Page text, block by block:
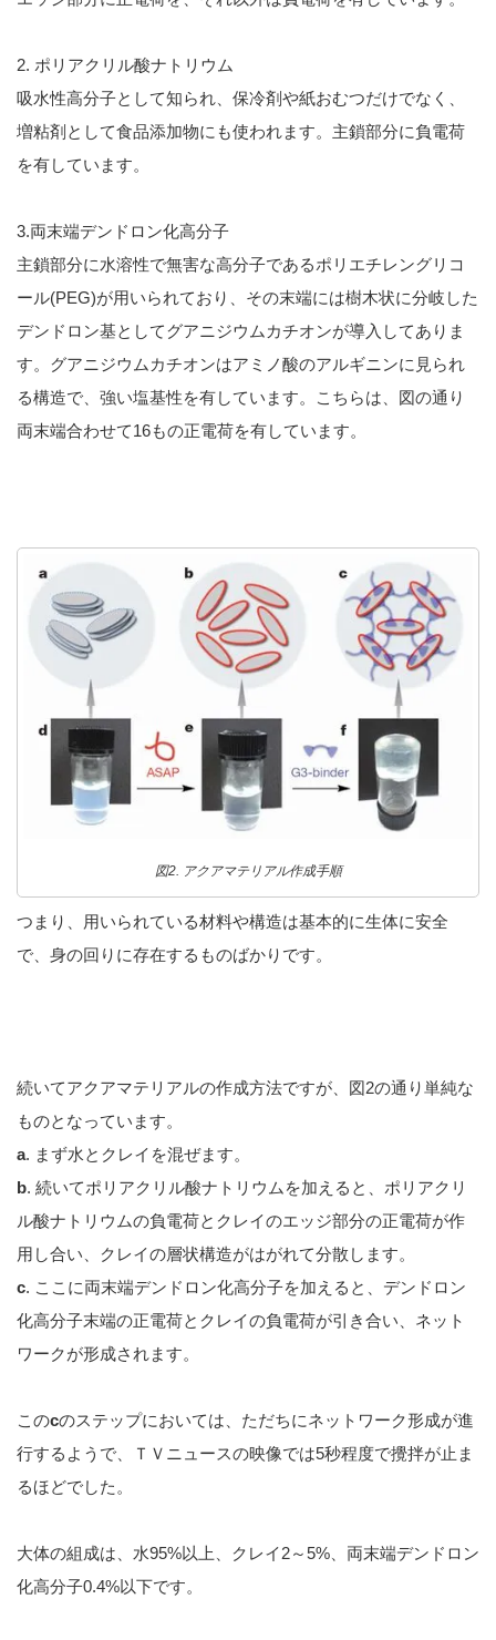
2. ポリアクリル酸ナトリウム
吸水性高分子として知られ、保冷剤や紙おむつだけでなく、
増粘剤として食品添加物にも使われます。主鎖部分に負電荷
を有しています。
3.両末端デンドロン化高分子
主鎖部分に水溶性で無害な高分子であるポリエチレングリコ
ール(PEG)が用いられており、その末端には樹木状に分岐した
デンドロン基としてグアニジウムカチオンが導入してありま
す。グアニジウムカチオンはアミノ酸のアルギニンに見られ
る構造で、強い塩基性を有しています。こちらは、図の通り
両末端合わせて16もの正電荷を有しています。
図2. アクアマテリアル作成手順
つまり、用いられている材料や構造は基本的に生体に安全
で、身の回りに存在するものばかりです。
続いてアクアマテリアルの作成方法ですが、図2の通り単純な
ものとなっています。
a. まず水とクレイを混ぜます。
b. 続いてポリアクリル酸ナトリウムを加えると、ポリアクリ
ル酸ナトリウムの負電荷とクレイのエッジ部分の正電荷が作
用し合い、クレイの層状構造がはがれて分散します。
c. ここに両末端デンドロン化高分子を加えると、デンドロン
化高分子末端の正電荷とクレイの負電荷が引き合い、ネット
ワークが形成されます。
このcのステップにおいては、ただちにネットワーク形成が進
行するようで、ＴＶニュースの映像では5秒程度で攪拌が止ま
るほどでした。
大体の組成は、水95%以上、クレイ2～5%、両末端デンドロン
化高分子0.4%以下です。